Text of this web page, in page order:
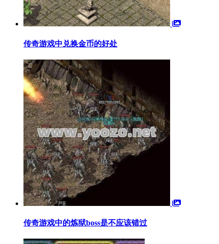
传奇游戏中兑换金币的好处
传奇游戏中的炼狱boss是不应该错过